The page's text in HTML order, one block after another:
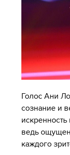
Голос Ани
сознание и
ведь
каждого